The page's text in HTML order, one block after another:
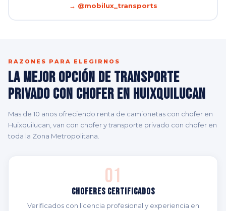
→ @mobilux_transports
RAZONES PARA ELEGIRNOS
La Mejor Opción de Transporte
Privado con Chofer en Huixquilucan
Mas de 10 anos ofreciendo renta de camionetas con chofer en
Huixquilucan, van con chofer y transporte privado con chofer en
toda la Zona Metropolitana.
01
Choferes Certificados
Verificados con licencia profesional y experiencia en